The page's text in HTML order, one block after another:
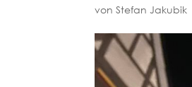
vonStefan Jakubik